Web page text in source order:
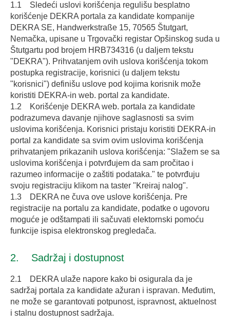
1.1 Sledeći uslovi korišćenja regulišu besplatno
korišćenje DEKRA portala za kandidate kompanije
DEKRA SE, Handwerkstraße 15, 70565 Štutgart,
Nemačka, upisane u Trgovački registar Opšinskog suda u
Štutgartu pod brojem HRB734316 (u daljem tekstu
"DEKRA"). Prihvatanjem ovih uslova korišćenja tokom
postupka registracije, korisnici (u daljem tekstu
"korisnici") definišu uslove pod kojima korisnik može
koristiti DEKRA-in web. portal za kandidate.
1.2 Korišćenje DEKRA web. portala za kandidate
podrazumeva davanje njihove saglasnosti sa svim
uslovima korišćenja. Korisnici pristaju koristiti DEKRA-in
portal za kandidate sa svim ovim uslovima korišćenja
prihvatanjem prikazanih uslova korišćenja: "Slažem se sa
uslovima korišćenja i potvrđujem da sam pročitao i
razumeo informacije o zaštiti podataka." te potvrđuju
svoju registraciju klikom na taster "Kreiraj nalog".
1.3 DEKRA ne čuva ove uslove korišćenja. Pre
registracije na portalu za kandidate, podatke o ugovoru
moguće je odštampati ili sačuvati elektornski pomoću
funkcije ispisa elektronskog pregledača.
2. Sadržaj i dostupnost
2.1 DEKRA ulaže napore kako bi osigurala da je
sadržaj portala za kandidate ažuran i ispravan. Međutim,
ne može se garantovati potpunost, ispravnost, aktuelnost
i stalnu dostupnost sadržaja.